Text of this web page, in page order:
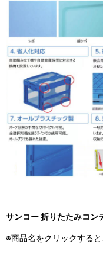
サンコー 折りたたみコン
※商品名をクリックする